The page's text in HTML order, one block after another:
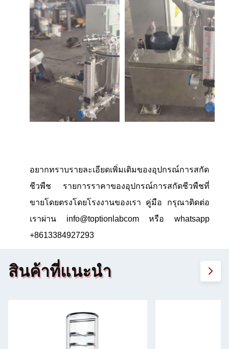
อยากทราบรายละเอียดเพิ่มเติมของอุปกรณ์การสกัด
ชีวพืช รายการราคาของอุปกรณ์การสกัดชีวพืชที่
ขายโดยตรงโดยโรงงานของเรา คู่มือ กรุณาติดต่อ
เราผ่าน info@toptionlabcom หรือ whatsapp
+8613384927293
สินค้าที่แนะนํา